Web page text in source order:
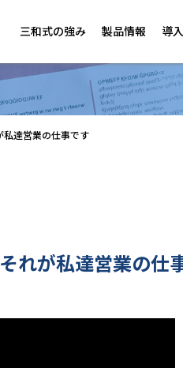
三和式の強み 製品情報 導
私達営業の仕事です
れが私達営業の仕